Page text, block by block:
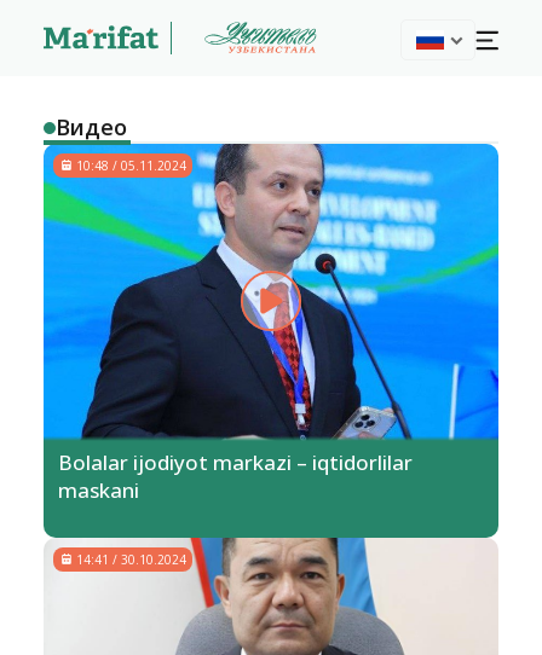
Видео
10:48 / 05.11.2024
Bolalar ijodiyot markazi – iqtidorlilar
maskani
14:41 / 30.10.2024